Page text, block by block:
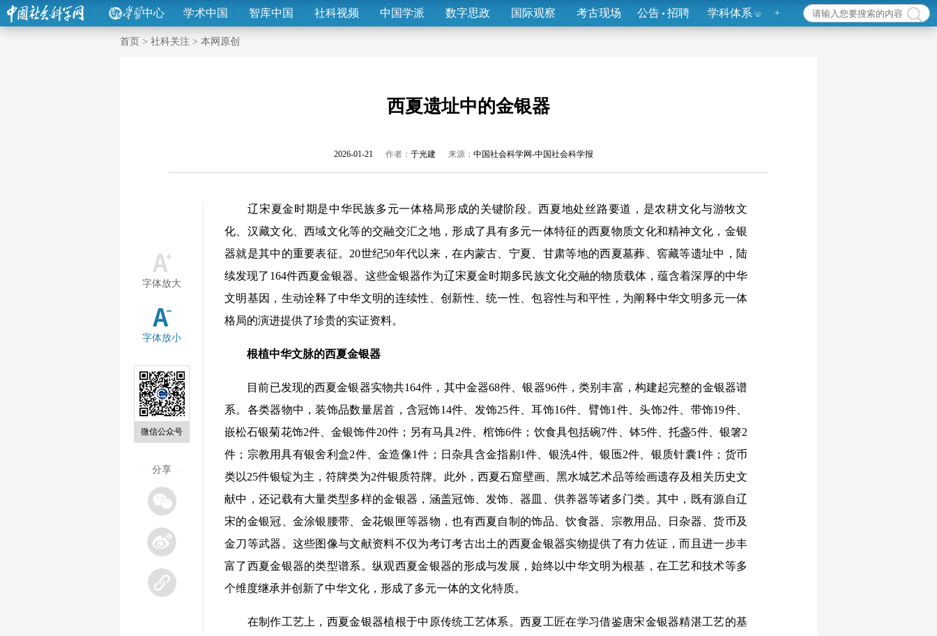
中心 学术中国 智库中国 社科视频 中国学派 数字思政 国际观察 考古现场 公告 招聘 学科体系 +
首页 > 社科关注 > 本网原创
西夏遗址中的金银器
2026-01-21 作者： 于光建 来源： 中国社会科学网-中国社会科学报
字体放大
字体放小
微信公众号
分享
辽宋夏金时期是中华民族多元一体格局形成的关键阶段。西夏地处丝路要道，是农耕文化与游牧文
化、汉藏文化、西域文化等的交融交汇之地，形成了具有多元一体特征的西夏物质文化和精神文化，金银
器就是其中的重要表征。20世纪50年代以来，在内蒙古、宁夏、甘肃等地的西夏墓葬、窖藏等遗址中，陆
续发现了164件西夏金银器。这些金银器作为辽宋夏金时期多民族文化交融的物质载体，蕴含着深厚的中华
文明基因，生动诠释了中华文明的连续性、创新性、统一性、包容性与和平性，为阐释中华文明多元一体
格局的演进提供了珍贵的实证资料。
根植中华文脉的西夏金银器
目前已发现的西夏金银器实物共164件，其中金器68件、银器96件，类别丰富，构建起完整的金银器谱
系。各类器物中，装饰品数量居首，含冠饰14件、发饰25件、耳饰16件、臂饰1件、头饰2件、带饰19件、
嵌松石银菊花饰2件、金银饰件20件；另有马具2件、棺饰6件；饮食具包括碗7件、钵5件、托盏5件、银箸2
件；宗教用具有银舍利盒2件、金造像1件；日杂具含金指剔1件、银洗4件、银匜2件、银质针囊1件；货币
类以25件银锭为主，符牌类为2件银质符牌。此外，西夏石窟壁画、黑水城艺术品等绘画遗存及相关历史文
献中，还记载有大量类型多样的金银器，涵盖冠饰、发饰、器皿、供养器等诸多门类。其中，既有源自辽
宋的金银冠、金涂银腰带、金花银匣等器物，也有西夏自制的饰品、饮食器、宗教用品、日杂器、货币及
金刀等武器。这些图像与文献资料不仅为考订考古出土的西夏金银器实物提供了有力佐证，而且进一步丰
富了西夏金银器的类型谱系。纵观西夏金银器的形成与发展，始终以中华文明为根基，在工艺和技术等多
个维度继承并创新了中华文化，形成了多元一体的文化特质。
在制作工艺上，西夏金银器植根于中原传统工艺体系。西夏工匠在学习借鉴唐宋金银器精湛工艺的基